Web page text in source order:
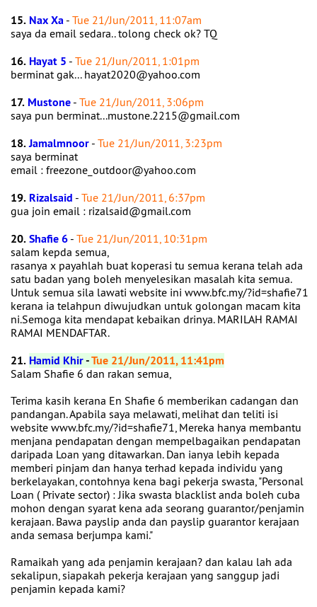
15. Nax Xa - Tue 21/Jun/2011, 11:07am
saya da email sedara.. tolong check ok? TQ
16. Hayat 5 - Tue 21/Jun/2011, 1:01pm
berminat gak... hayat2020@yahoo.com
17. Mustone - Tue 21/Jun/2011, 3:06pm
saya pun berminat...mustone.2215@gmail.com
18.Jamalmnoor - Tue 21/Jun/2011, 3:23pm
saya berminat
email : freezone_outdoor@yahoo.com
19. Rizalsaid - Tue 21/Jun/2011, 6:37pm
gua join email : rizalsaid@gmail.com
20.Shafie 6 - Tue 21/Jun/2011, 10:31pm
salam kepda semua,
rasanya x payahlah buat koperasi tu semua kerana telah ada
satu badan yang boleh menyelesikan masalah kita semua.
Untuk semua sila lawati website ini www.bfc.my/?id=shafie71
kerana ia telahpun diwujudkan untuk golongan macam kita
ni.Semoga kita mendapat kebaikan drinya. MARILAH RAMAI
RAMAI MENDAFTAR.
21. Hamid Khir-Tue 21/Jun/2011, 11:41pm
Salam Shafie 6 dan rakan semua,
Terima kasih kerana En Shafie 6 memberikan cadangan dan
pandangan. Apabila saya melawati, melihat dan teliti isi
website www.bfc.my/?id=shafie71, Mereka hanya membantu
menjana pendapatan dengan mempelbagaikan pendapatan
daripada Loan yang ditawarkan. Dan ianya lebih kepada
memberi pinjam dan hanya terhad kepada individu yang
berkelayakan, contohnya kena bagi pekerja swasta, "Personal
Loan ( Private sector) : Jika swasta blacklist anda boleh cuba
mohon dengan syarat kena ada seorang guarantor/penjamin
kerajaan. Bawa payslip anda dan payslip guarantor kerajaan
anda semasa berjumpa kami."
Ramaikah yang ada penjamin kerajaan? dan kalau lah ada
sekalipun, siapakah pekerja kerajaan yang sanggup jadi
penjamin kepada kami?